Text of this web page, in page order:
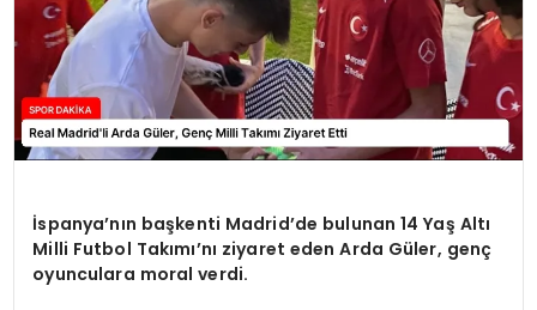
İspanya’nın başkenti Madrid’de bulunan 14 Yaş Altı
Milli Futbol Takımı’nı ziyaret eden Arda Güler, genç
oyunculara moral verdi.